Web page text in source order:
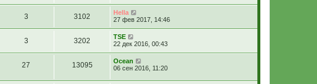
3 3102
Hella
27 фев 2017, 14:46
3 3202
TSE
22 дек 2016, 00:43
27 13095
Ocean
06 сен 2016, 11:20